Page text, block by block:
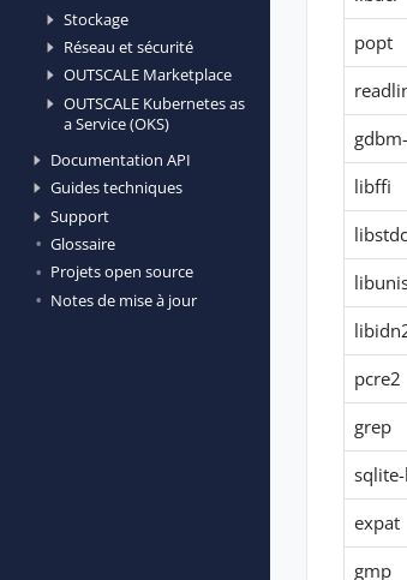
Stockage
Réseau et sécurité
OUTSCALE Marketplace
OUTSCALE Kubernetes as
a Service (OKS)
Documentation API
Guides techniques
Support
Glossaire
Projets open source
Notes de mise à jour
popt
libffi
pcre2
grep
expat
gmp